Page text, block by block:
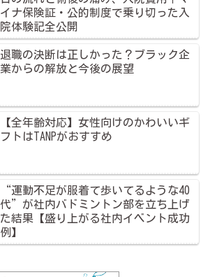
イナ保険証・公的制度で乗り切った入
院体験記全公開
退職の決断は正しかった？ブラック企
業からの解放と今後の展望
【全年齢対応】女性向けのかわいいギ
フトはTANPがおすすめ
“運動不足が服着て歩いてるような40
代”が社内バドミントン部を立ち上げ
た結果【盛り上がる社内イベント成功
例】